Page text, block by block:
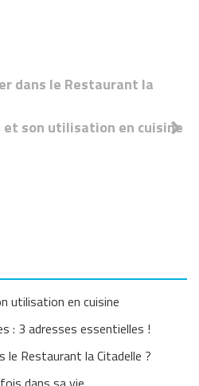
dans le Restaurant la
et son utilisation en cuisine
utilisation en cuisine
: 3 adresses essentielles !
le Restaurant la Citadelle ?